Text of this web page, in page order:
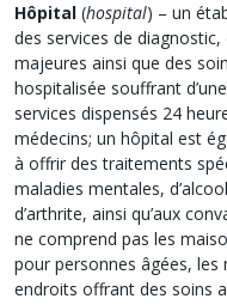
Hôpital (hospital) – un
des services de
majeures ainsi que des
hospitalisée souffrant
services dispensés 24
médecins; un hôpital est
à offrir des traitements
maladies mentales,
d’arthrite, ainsi qu’aux
ne comprend pas les
pour personnes âgées,
endroits offrant des soins